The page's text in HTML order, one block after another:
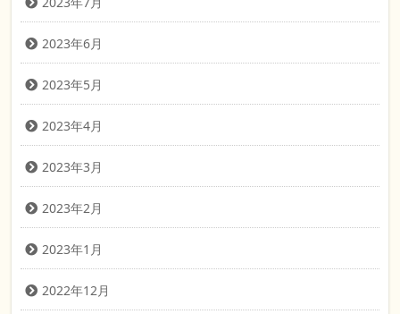
2023年6月
2023年5月
2023年4月
2023年3月
2023年2月
2023年1月
2022年12月